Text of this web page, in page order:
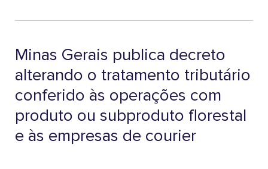
Minas Gerais publica decreto
alterando o tratamento tributário
conferido às operações com
produto ou subproduto florestal
e às empresas de courier